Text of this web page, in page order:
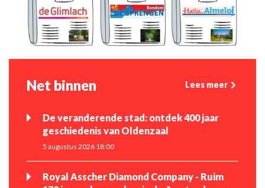
Net binnen Lees meer
De veranderende stad: ontdek 400 jaar
geschiedenis van Oldenzaal
5 augustus 2026 18:00
Royal Asscher Diamond Company - Ruim